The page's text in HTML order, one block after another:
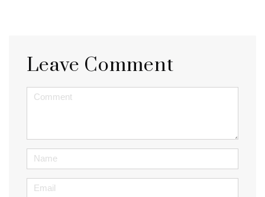
Leave Comment
<b>Comment</b> ( * )
Name
Email